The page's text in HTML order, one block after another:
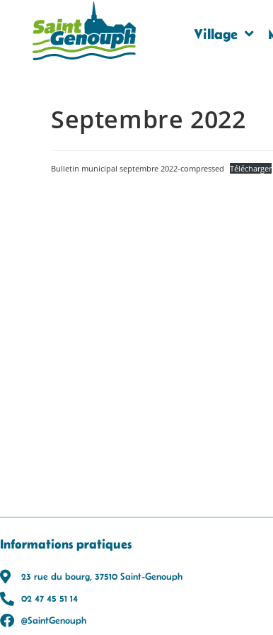
Village
Septembre 2022
Bulletin municipal septembre 2022-compressed Télécharger
Informations pratiques
23 rue du bourg, 37510 Saint-Genouph
02 47 45 51 14
@SaintGenouph